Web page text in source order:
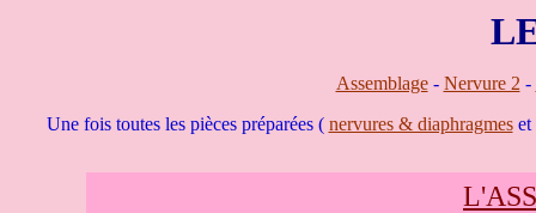
Assemblage- Nervure 2 -
Une fois toutes les pièces préparées ( nervures & diaphragmeset